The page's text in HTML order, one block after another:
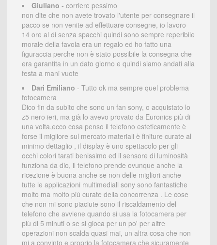
Giuliano - corriere pessimo
non dite che non avete trovato l'utente per consegnare il
pacco se non venite ad effettuare consegne, io lavoro
14 ore al di senza spacchi quindi sono sempre reperibile
morale della favola era un regalo ed ho fatto una
figuraccia perche non è stato possibile la consegna che
era garantita in un dato giorno e quindi siamo andati alla
festa a mani vuote
Dari Emiliano - Tutto ok ma sempre quel problema
fotocamera
Dico fin da subito che sono un fan sony, o acquistato lo
z5 nero ieri, ma già lo avevo provato da Euronics più di
una volta,ecco cosa penso il telefono esteticamente è
forse il migliore sul mercato materiali è finiture curate al
minimo dettaglio , il display è uno spettacolo per gli
occhi colori tarati benissimo ed il sensore di luminosità
funziona da dio, il telefono prende ovunque anche la
ricezione è buona anche se non delle migliori anche
tutte le applicazioni multimediali sony sono fantastiche
molto ma molto più curate della concorrenza . Le cose
che non mi sono piaciute sono il riscaldamento del
telefono che avviene quando si usa la fotocamera per
più di 5 minuti o se si gioca per un po' per altre
operazioni non scalda quasi mai, un altra cosa che non
mi a convinto e proprio la fotocamera che sicuramente